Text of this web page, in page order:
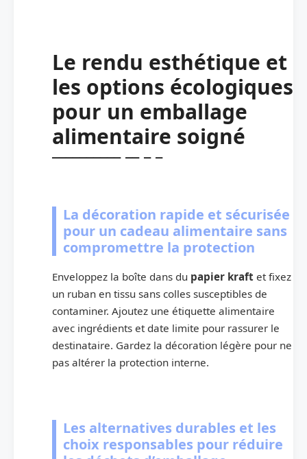
Le rendu esthétique et
les options écologiques
pour un emballage
alimentaire soigné
La décoration rapide et sécurisée
pour un cadeau alimentaire sans
compromettre la protection
Enveloppez la boîte dans du papier kraft et fixez
un ruban en tissu sans colles susceptibles de
contaminer. Ajoutez une étiquette alimentaire
avec ingrédients et date limite pour rassurer le
destinataire. Gardez la décoration légère pour ne
pas altérer la protection interne.
Les alternatives durables et les
choix responsables pour réduire